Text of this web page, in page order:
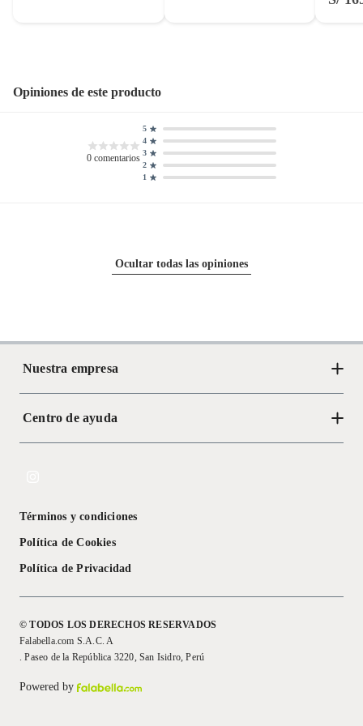
Opiniones de este producto
0 comentarios
1
2
3
4
5
Ocultar todas las opiniones
Nuestra empresa
Acerca de Crate
Centro de ayuda
Textos Legales
Términos y condiciones
Política de Cookies
Política de Privacidad
© TODOS LOS DERECHOS RESERVADOS
Falabella.com S.A.C. A
. Paseo de la República 3220, San Isidro, Perú
Powered by